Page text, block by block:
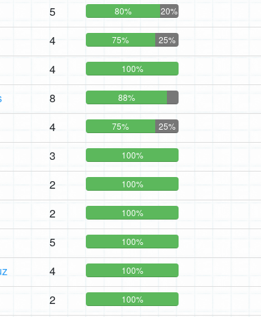
5 80% 20%
4 75% 25%
4 100%
8 88%
4 75% 25%
3 100%
2 100%
2 100%
5 100%
4 100%
2 100%